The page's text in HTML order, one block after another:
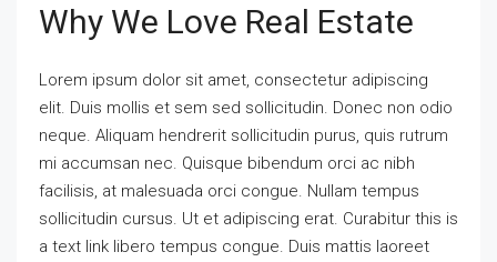
Why We Love Real Estate
Lorem ipsum dolor sit amet, consectetur adipiscing
elit. Duis mollis et sem sed sollicitudin. Donec non odio
neque. Aliquam hendrerit sollicitudin purus, quis rutrum
mi accumsan nec. Quisque bibendum orci ac nibh
facilisis, at malesuada orci congue. Nullam tempus
sollicitudin cursus. Ut et adipiscing erat. Curabitur this is
a text link libero tempus congue. Duis mattis laoreet